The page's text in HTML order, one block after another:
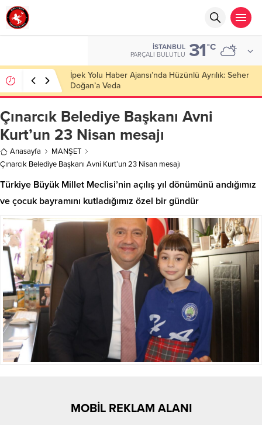
İSTANBUL
PARÇALI BULUTLU 31°C
Başkan Nihat Öztürk, Şanahan’da Hacı Eryaman’a
Misafir Oldu
Çınarcık Belediye Başkanı Avni
Kurt’un 23 Nisan mesajı
Anasayfa
MANŞET
Çınarcık Belediye Başkanı Avni Kurt’un 23 Nisan mesajı
Türkiye Büyük Millet Meclisi’nin açılış yıl dönümünü andığımız
ve çocuk bayramını kutladığımız özel bir gündür
MOBİL REKLAM ALANI